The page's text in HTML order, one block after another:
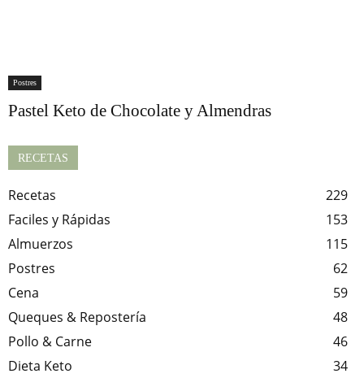
Postres
Pastel Keto de Chocolate y Almendras
RECETAS
Recetas
229
Faciles y Rápidas
153
Almuerzos
115
Postres
62
Cena
59
Queques & Repostería
48
Pollo & Carne
46
Dieta Keto
34